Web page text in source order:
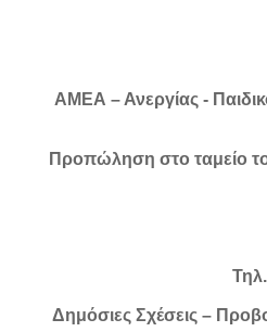
ΑΜΕΑ – Ανεργίας -
Προπώληση στο ταμείο
Δημόσιες Σχέσεις –